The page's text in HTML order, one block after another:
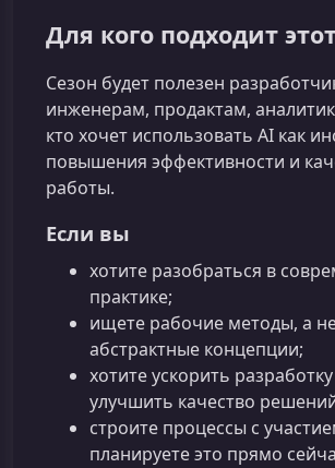
Для кого подходит
Сезон будет полезен
инженерам, продактам,
кто хочет использовать AI как
повышения эффективности и
работы.
Если вы
хотите разобраться в
практике;
ищете рабочие методы, а
абстрактные концепции;
хотите ускорить
улучшить качество
строите процессы с
планируете это прямо